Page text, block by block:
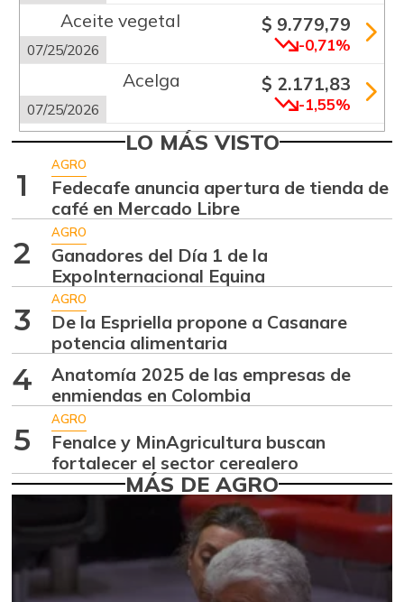
Aceite vegetal
07/25/2026
$ 9.779,79
-0,71%
Acelga
07/25/2026
$ 2.171,83
-1,55%
Aguacate común
07/25/2026
$ 6.672,89
Aguacate hass
07/25/2026 -2,98%
Aguacate
papelillo
07/25/2026
$ 8.366,30
Ahuyama
07/25/2026 -0,51%
Ahuyamín
07/25/2026
$ 1.672,87
Ajo
07/25/2026
$ 6.102,86
-2,18%
01/17/2015
$ 2.880,14
+4,83%
$ 3.229,50
LO MÁS VISTO
1
AGRO
Fedecafe anuncia apertura de tienda de
café en Mercado Libre
2
AGRO
Ganadores del Día 1 de la
ExpoInternacional Equina
3
AGRO
De la Espriella propone a Casanare
potencia alimentaria
4
Anatomía 2025 de las empresas de
enmiendas en Colombia
5
AGRO
Fenalce y MinAgricultura buscan
fortalecer el sector cerealero
MÁS DE AGRO